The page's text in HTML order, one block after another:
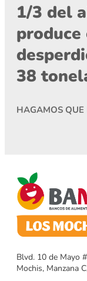
1/3 del
produce
38
HAGAMOS QUE
Blvd. 10 de Mayo
Mochis, Manzana